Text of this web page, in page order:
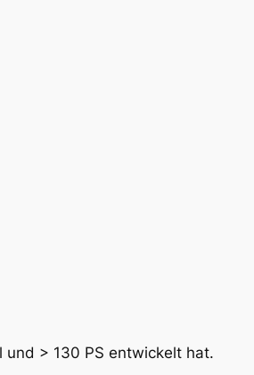
> 130 PS entwickelt hat.